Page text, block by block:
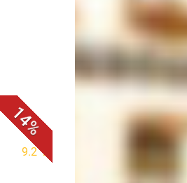
14%
9.2star